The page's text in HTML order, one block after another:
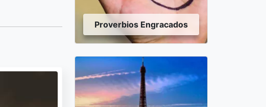
Proverbios Engracados